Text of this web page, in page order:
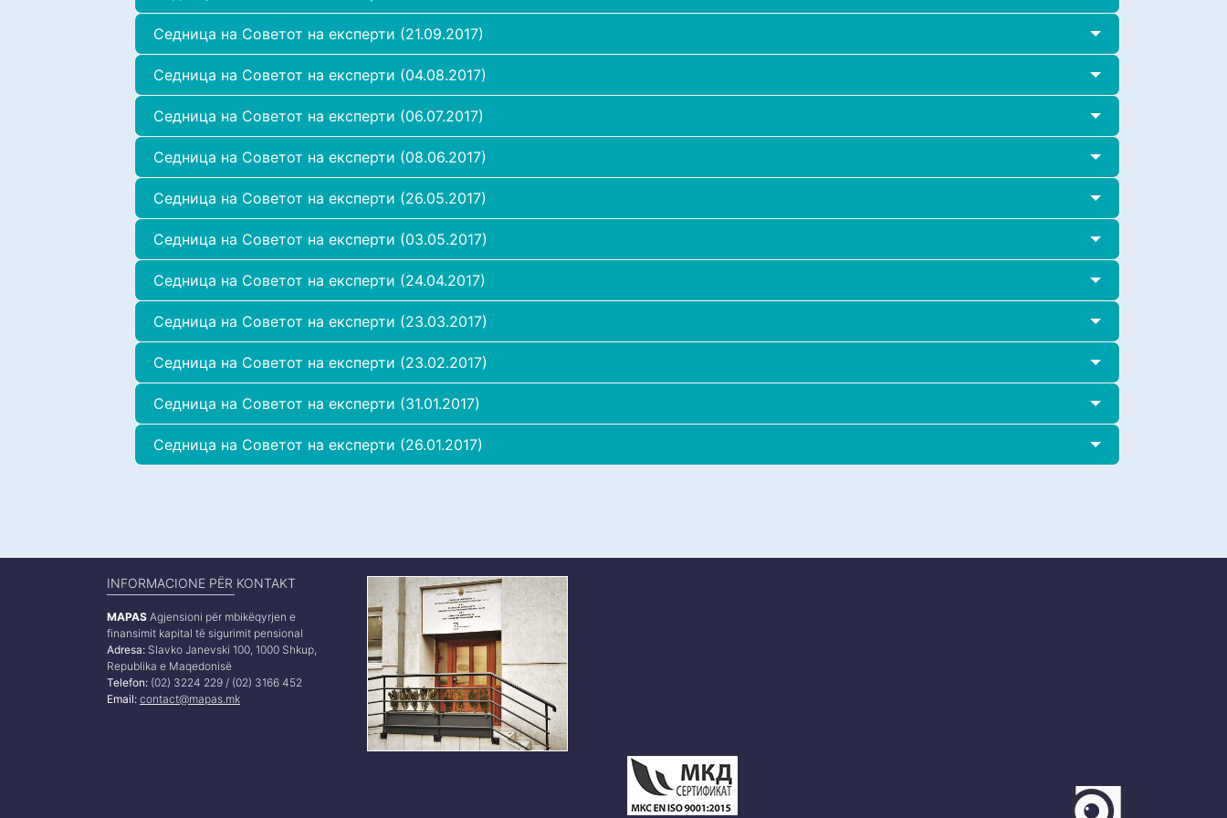
Седница на Советот на експерти (21.09.2017)
Седница на Советот на експерти (04.08.2017)
Седница на Советот на експерти (06.07.2017)
Седница на Советот на експерти (08.06.2017)
Седница на Советот на експерти (26.05.2017)
Седница на Советот на експерти (03.05.2017)
Седница на Советот на експерти (24.04.2017)
Седница на Советот на експерти (23.03.2017)
Седница на Советот на експерти (23.02.2017)
Седница на Советот на експерти (31.01.2017)
Седница на Советот на експерти (26.01.2017)
INFORMACIONE PËR KONTAKT
MAPAS Agjensioni për mbikëqyrjen e
finansimit kapital të sigurimit pensional
Adresa: Slavko Janevski 100, 1000 Shkup,
Republika e Maqedonisë
Telefon: (02) 3224 229 / (02) 3166 452
Email: contact@mapas.mk